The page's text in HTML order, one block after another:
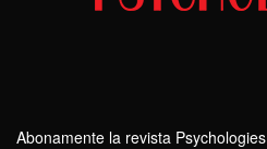
Abonamente la revista Psychologies